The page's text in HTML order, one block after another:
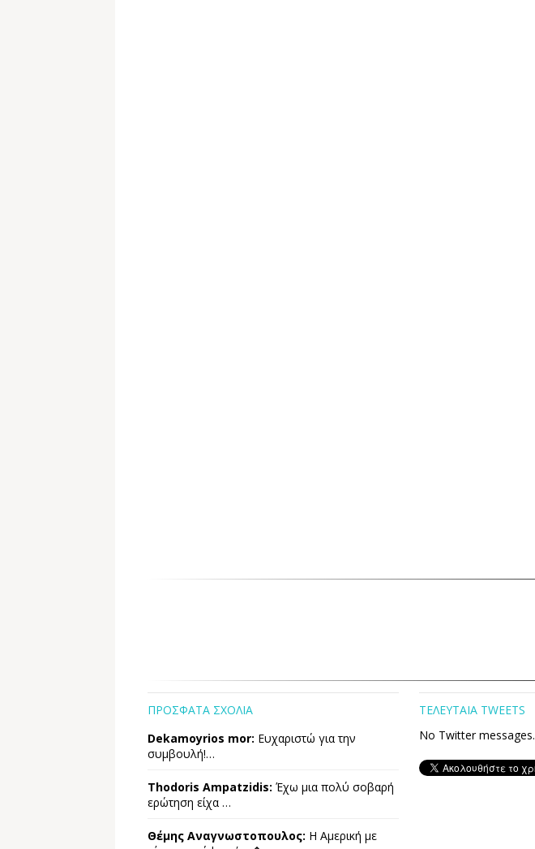
ΠΡΟΣΦΑΤΑ ΣΧΟΛΙΑ
Dekamoyrios mor: Ευχαριστώ για την
συμβουλή!…
Thodoris Ampatzidis: Έχω μια πολύ σοβαρή
ερώτηση είχα …
Θέμης Αναγνωστοπουλος: Η Αμερική με
ΤΕΛΕΥΤΑΙΑ TWEETS
No Twitter messages.